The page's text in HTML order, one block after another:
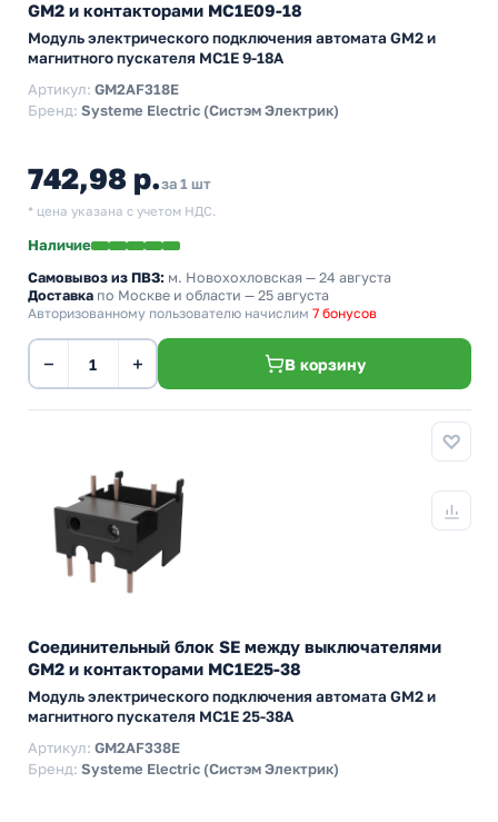
GM2 и контакторами MC1E09-18
Модуль электрического подключения автомата GM2 и
магнитного пускателя MC1E 9-18А
Артикул: GM2AF318E
Бренд: Systeme Electric (Систэм Электрик)
742,98 р.за 1 шт
* цена указана с учетом НДС.
Наличие
Самовывоз из ПВЗ: м. Новохохловская — 24 августа
Доставка по Москве и области — 25 августа
Авторизованному пользователю начислим 7 бонусов
− + В корзину
Соединительный блок SE между выключателями
GM2 и контакторами MC1E25-38
Модуль электрического подключения автомата GM2 и
магнитного пускателя MC1E 25-38А
Артикул: GM2AF338E
Бренд: Systeme Electric (Систэм Электрик)